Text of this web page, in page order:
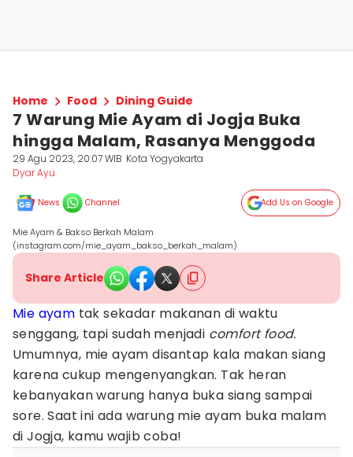
Home Food Dining Guide
7 Warung Mie Ayam di Jogja Buka
hingga Malam, Rasanya Menggoda
29 Agu 2023, 20:07 WIB Kota Yogyakarta
Dyar Ayu
News Channel Add Us on Google
Mie Ayam & Bakso Berkah Malam
(instagram.com/mie_ayam_bakso_berkah_malam)
Share Article
Mie ayam tak sekadar makanan di waktu
senggang, tapi sudah menjadi comfort food.
Umumnya, mie ayam disantap kala makan siang
karena cukup mengenyangkan. Tak heran
kebanyakan warung hanya buka siang sampai
sore. Saat ini ada warung mie ayam buka malam
di Jogja, kamu wajib coba!